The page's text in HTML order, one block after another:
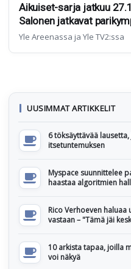
Aikuiset-sarja jatkuu
Salonen jatkavat
Yle Areenassa ja Yle TV2:ssa
UUSIMMAT ARTIKKELIT
6 töksäyttävää
itsetuntemuksen
Myspace suunnittelee
haastaa algoritmien
Rico Verhoeven haluaa
vastaan – "Tämä jäi
10 arkista tapaa, joilla
voi näkyä